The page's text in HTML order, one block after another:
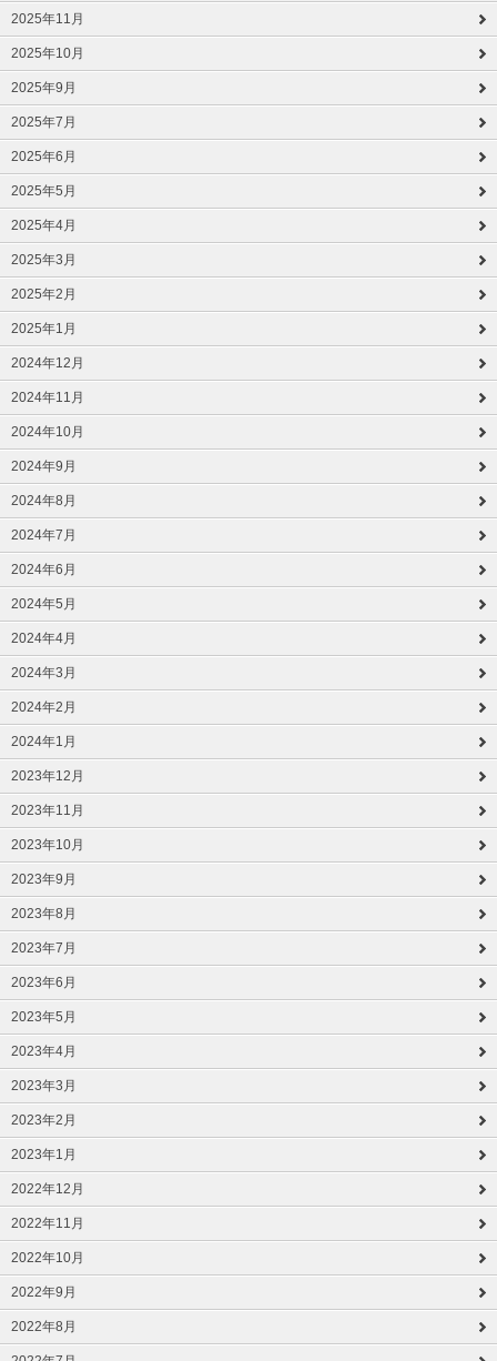
2025年11月
2025年10月
2025年9月
2025年7月
2025年6月
2025年5月
2025年4月
2025年3月
2025年2月
2025年1月
2024年12月
2024年11月
2024年10月
2024年9月
2024年8月
2024年7月
2024年6月
2024年5月
2024年4月
2024年3月
2024年2月
2024年1月
2023年12月
2023年11月
2023年10月
2023年9月
2023年8月
2023年7月
2023年6月
2023年5月
2023年4月
2023年3月
2023年2月
2023年1月
2022年12月
2022年11月
2022年10月
2022年9月
2022年8月